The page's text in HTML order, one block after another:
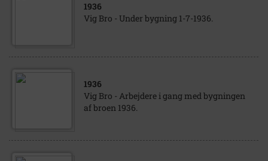
1936
Vig Bro - Under bygning 1-7-1936.
1936
Vig Bro - Arbejdere i gang med bygningen
af broen 1936.